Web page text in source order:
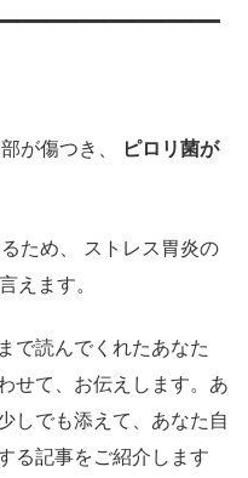
が傷つき、
ピロリ菌が
ため、 ストレス胃炎の
えます。
で読んでくれたあなた
せて、お伝えします。あ
しでも添えて、あなた自
る記事をご紹介します